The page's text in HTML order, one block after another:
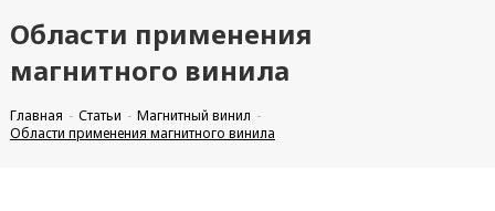
Области применения
магнитного винила
Главная Статьи
Магнитный винил
Области применения магнитного винила